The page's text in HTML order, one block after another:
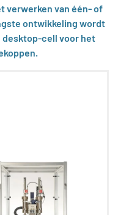
verwerken van één- of
ontwikkeling wordt
desktop-cell voor het